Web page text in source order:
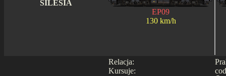
SILESIA
EP09
130 km/h
Relacja:
Kursuje: